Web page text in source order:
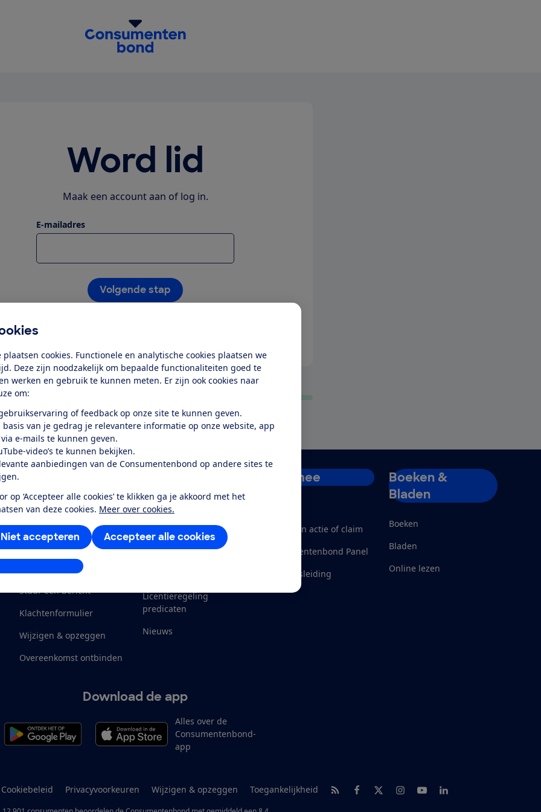
plaatsen cookies. Functionele en analytische cookies plaatsen we
Deze zijn noodzakelijk om bepaalde functionaliteiten goed te
werken en gebruik te kunnen meten. Er zijn ook cookies naar
om:
of feedback op onze site te kunnen geven.
basis van je gedrag je relevantere informatie op onze website, app
e-mails te kunnen geven.
video’s te kunnen bekijken.
aanbiedingen van de Consumentenbond op andere sites te
op ‘Accepteer alle cookies’ te klikken ga je akkoord met het
van deze cookies. Meer over cookies.
Accepteer alle cookies
Niet accepteren
aanpassen
Word lid
Maak een account aan of log in.
E-mailadres
Volgende stap
Stap 1 van 2
Contact
Mijn Consumentenbond
Klantenservice
Stuur een bericht
Klachtenformulier
Wijzigen & opzeggen
Overeenkomst ontbinden
Wie zijn we
Vacatures
Werken bij
Licentieregeling
predicaten
Nieuws
Doe mee
Steun een actie of claim
Consumentenbond Panel
Meld misleiding
Boeken &
Bladen
Boeken
Bladen
Online lezen
Download de app
Alles over de
Consumentenbond-
app
Cookiebeleid Privacyvoorkeuren Wijzigen & opzeggen Toegankelijkheid RSS-feed nieuws
Facebook
TwitterInstagram
YoutubeLinkedIn